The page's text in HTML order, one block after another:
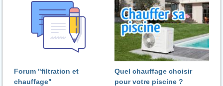
Forum "filtration et
chauffage"
Quel chauffage choisir
pour votre piscine ?